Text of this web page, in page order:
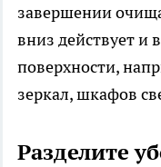
завершении
вниз действует и
поверхности,
зеркал, шкафов
Разделите